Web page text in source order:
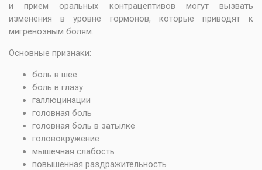
и прием оральных контрацептивов могут вызвать
изменения в уровне гормонов, которые приводят к
мигренозным болям.
Основные признаки:
боль в шее
боль в глазу
галлюцинации
головная боль
головная боль в затылке
головокружение
мышечная слабость
повышенная раздражительность